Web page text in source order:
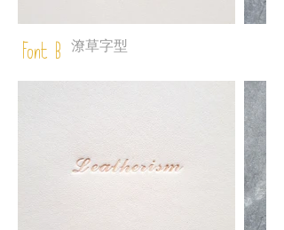
Font B 潦草字型